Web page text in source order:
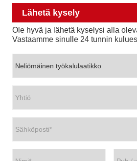
Lähetä kysely
Ole hyvä ja lähetä kyselysi alla
Vastaamme sinulle 24 tunnin